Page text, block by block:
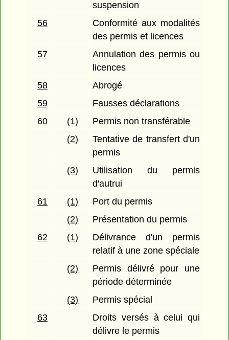
suspension
56
Conformité aux modalités
des permis et licences
57
Annulation des permis ou
licences
58
Abrogé
59
Fausses déclarations
60
(1)
Permis non transférable
(2)
Tentative de transfert d'un
permis
(3)
Utilisation du permis
d'autrui
61
(1)
Port du permis
(2)
Présentation du permis
62
(1)
Délivrance d'un permis
relatif à une zone spéciale
(2)
Permis délivré pour une
période déterminée
(3)
Permis spécial
63
Droits versés à celui qui
délivre le permis